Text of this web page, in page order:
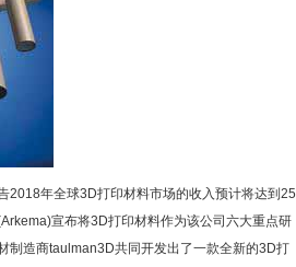
2018年全球3D打印材料市场的收入预计将达到25
宣布将3D打印材料作为该公司六大重点研
制造商taulman3D共同开发出了一款全新的3D打